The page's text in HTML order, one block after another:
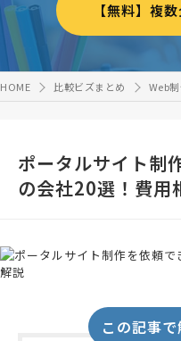
【無料】複
HOME 比較ビズまとめ Web
ポータルサイト制
の会社20選！費用
この記事